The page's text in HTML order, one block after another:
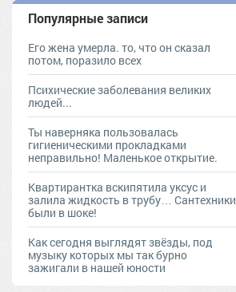
Популярные записи
Его жена умерла. то, что он сказал
потом, поразило всех
Психические заболевания великих
людей...
Ты наверняка пользовалась
гигиеническими прокладками
неправильно! Маленькое открытие.
Квартирантка вскипятила уксус и
залила жидкость в трубу… Сантехники
были в шоке!
Как сегодня выглядят звёзды, под
музыку которых мы так бурно
зажигали в нашей юности